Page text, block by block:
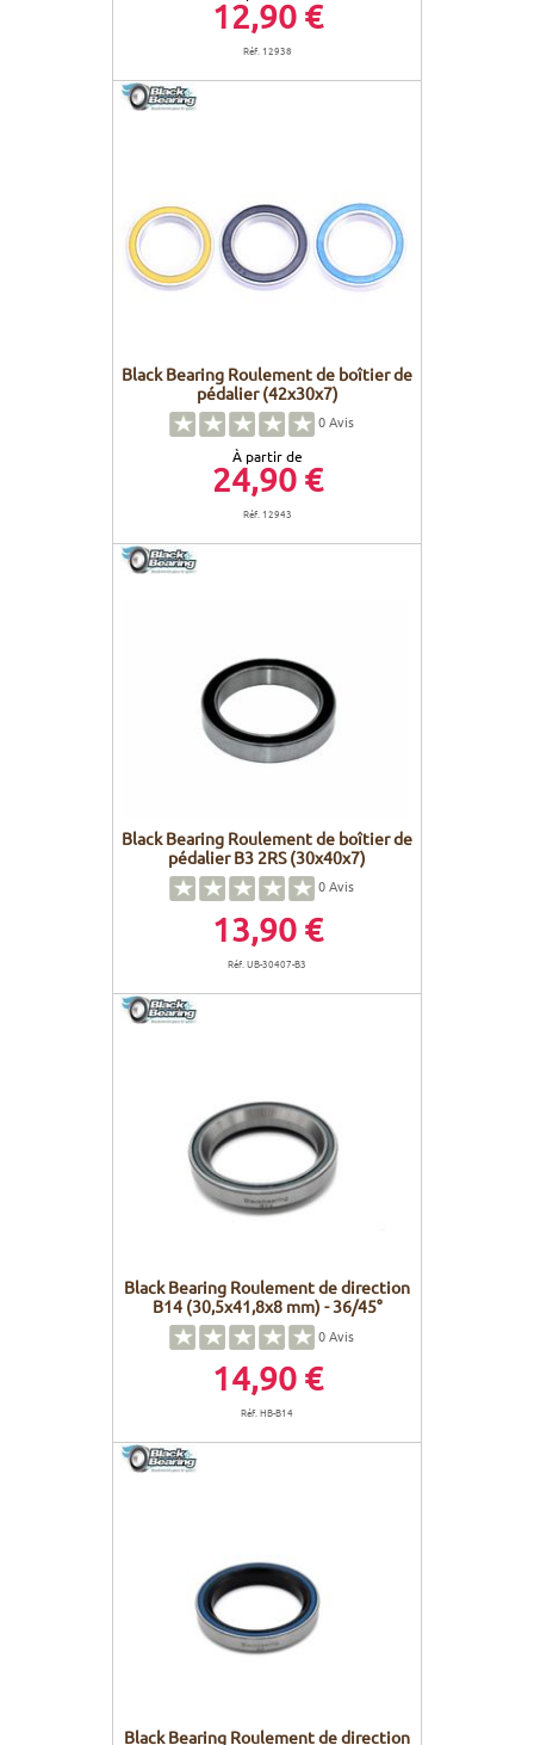
12,90 €
Réf. 12938
Black Bearing Roulement de boîtier de
pédalier (42x30x7)
0Avis
À partir de
24,90 €
Réf. 12943
Black Bearing Roulement de boîtier de
pédalier B3 2RS (30x40x7)
0Avis
13,90 €
Réf. UB-30407-B3
Black Bearing Roulement de direction
B14 (30,5x41,8x8 mm) - 36/45°
0Avis
14,90 €
Réf. HB-B14
Black Bearing Roulement de direction